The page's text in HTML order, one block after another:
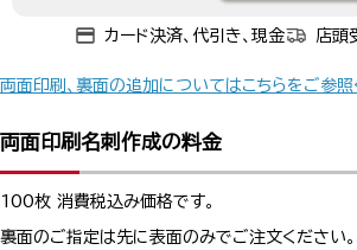
カード決済、代引き、現金 店頭
両面印刷、裏面の追加についてはこちらをご参照
両面印刷名刺作成の料金
100枚 消費税込み価格です。
裏面のご指定は先に表面のみでご注文ください